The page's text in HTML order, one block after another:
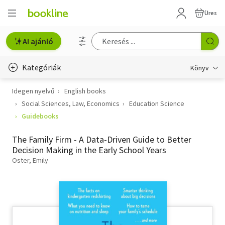
Üres
AI ajánló
Kategóriák Könyv
Életmód, egészség
Erotika
Gyermek- és ifjúsági
Hobbi, szabadidő
Idegen nyelvű
English books
Social Sciences, Law, Economics
Education Science
Guidebooks
The Family Firm - A Data-Driven Guide to Better
Decision Making in the Early School Years
Oster, Emily